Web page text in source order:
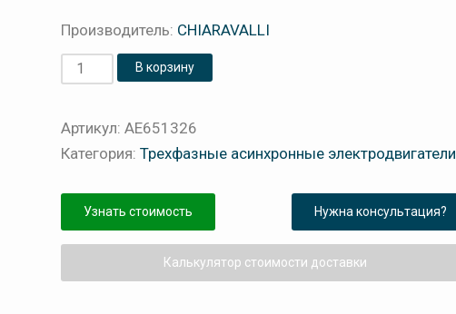
Производитель: CHIARAVALLI
Количество
товара
асинхронный
CHT132M
A6
KW.4,00
В корзину
Артикул: AE651326
Категория: Трехфазные асинхронные электродвигатели
Узнать стоимость Нужна консультация?
Калькулятор стоимости доставки